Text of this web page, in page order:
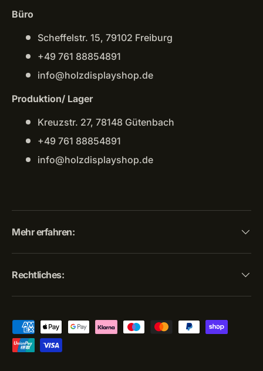
Büro
Scheffelstr. 15, 79102 Freiburg
+49 761 88854891
info@holzdisplayshop.de
Produktion/ Lager
Kreuzstr. 27, 78148 Gütenbach
+49 761 88854891
info@holzdisplayshop.de
Mehr erfahren:
Rechtliches:
Zahlungsmethoden